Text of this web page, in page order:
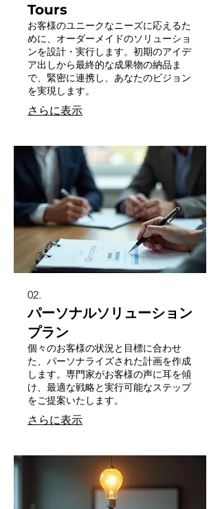
Tours
お客様のユニークなニーズに応えるた
めに、オーダーメイドのソリューショ
ンを設計・実行します。初期のアイデ
ア出しから最終的な成果物の納品ま
で、緊密に連携し、あなたのビジョン
を実現します。
さらに表示
02.
パーソナルソリューション
プラン
個々のお客様の状況と目標に合わせ
た、パーソナライズされた計画を作成
します。専門家がお客様の声に耳を傾
け、最適な戦略と実行可能なステップ
をご提案いたします。
さらに表示